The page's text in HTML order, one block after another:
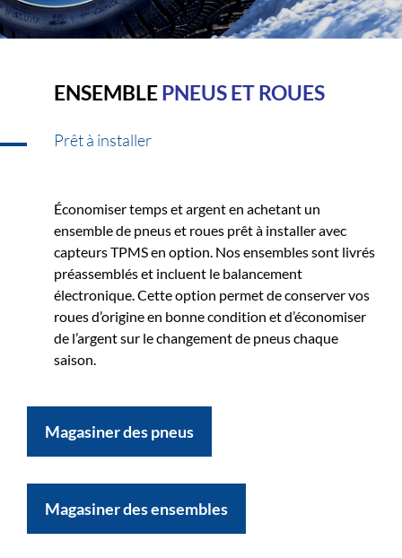
ENSEMBLEPNEUS ET ROUES
Prêt à installer
Économiser temps et argent en achetant un
ensemble de pneus et roues prêt à installer avec
capteurs TPMS en option. Nos ensembles sont livrés
préassemblés et incluent le balancement
électronique. Cette option permet de conserver vos
roues d’origine en bonne condition et d’économiser
de l’argent sur le changement de pneus chaque
saison.
Magasiner des pneus
Magasiner des ensembles